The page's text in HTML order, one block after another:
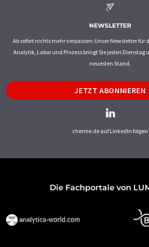
NEWSLETTER
Ab sofort nichts mehr verpassen: Unser Newsletter für
Analytik, Labor und Prozess bringt Sie jeden Dienstag
neuesten Stand.
JETZT ABONNIEREN
chemie.de auf LinkedIn folgen
Die Fachportale von